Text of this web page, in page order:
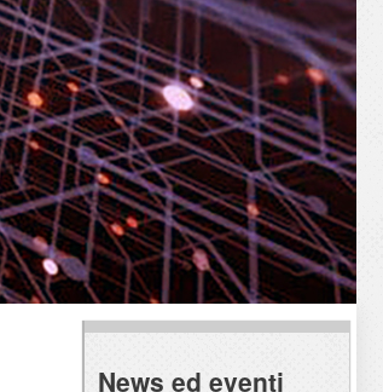
News ed eventi